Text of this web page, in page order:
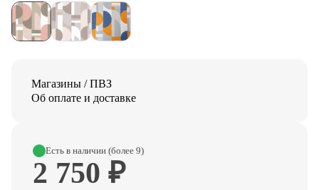
Магазины / ПВЗ
Об оплате и доставке
Есть в наличии (более 9)
2 750 ₽